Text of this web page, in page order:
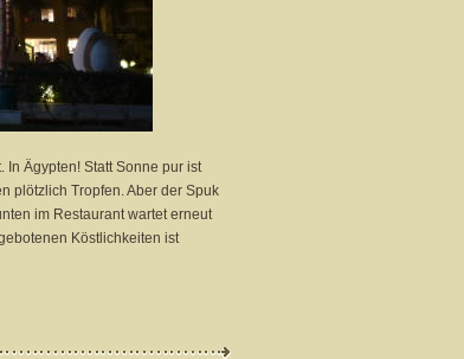
Ägypten! Statt Sonne pur ist
plötzlich Tropfen. Aber der Spuk
im Restaurant wartet erneut
Köstlichkeiten ist